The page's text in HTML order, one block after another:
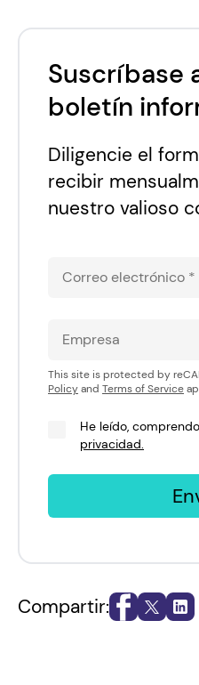
Suscríbase
boletín
Diligencie el
recibir
nuestro valioso
This site is protected by
Policyand Terms of Service
He leído,
privacidad.
Compartir: